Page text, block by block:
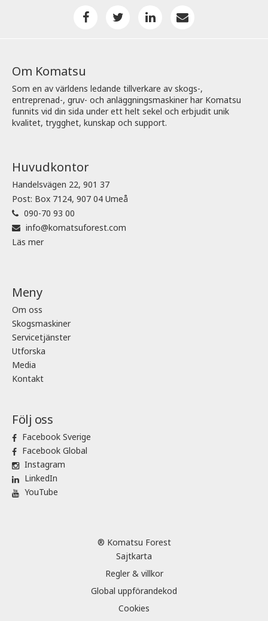
Om Komatsu
Som en av världens ledande tillverkare av skogs-,
entreprenad-, gruv- och anläggningsmaskiner har Komatsu
funnits vid din sida under ett helt sekel och erbjudit unik
kvalitet, trygghet, kunskap och support.
Huvudkontor
Handelsvägen 22, 901 37
Post: Box 7124, 907 04 Umeå
090-70 93 00
info@komatsuforest.com
Läs mer
Meny
Om oss
Skogsmaskiner
Servicetjänster
Utforska
Media
Kontakt
Följ oss
Facebook Sverige
Facebook Global
Instagram
LinkedIn
YouTube
® Komatsu Forest
Sajtkarta
Regler & villkor
Global uppförandekod
Cookies